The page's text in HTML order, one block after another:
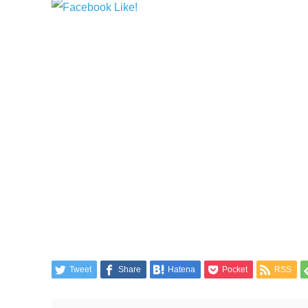
Tweet Share Hatena Pocket RSS